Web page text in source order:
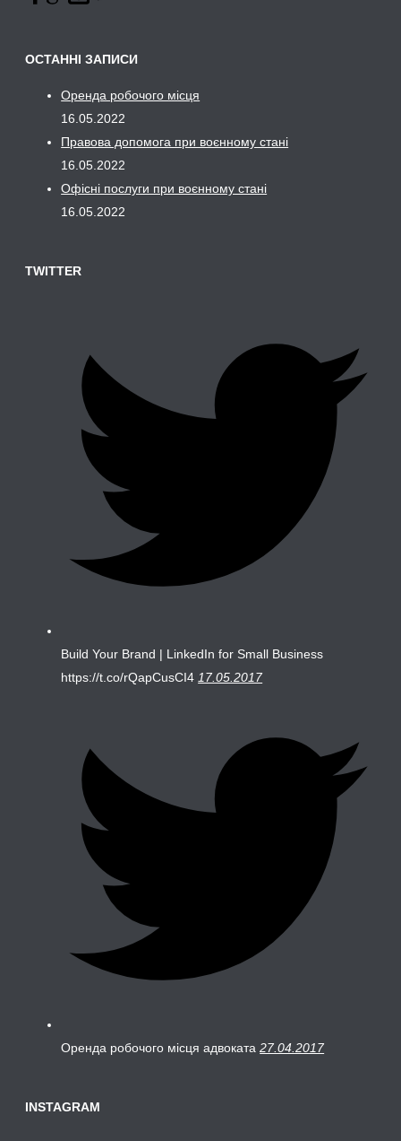
ОСТАННІ ЗАПИСИ
Оренда робочого місця
16.05.2022
Правова допомога при воєнному стані
16.05.2022
Офісні послуги при воєнному стані
16.05.2022
TWITTER
Build Your Brand | LinkedIn for Small Business
https://t.co/rQapCusCI4 17.05.2017
Оренда робочого місця адвоката27.04.2017
INSTAGRAM